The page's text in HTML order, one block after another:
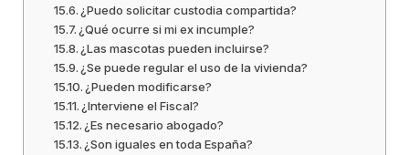
¿Puedo solicitar custodia compartida?
¿Qué ocurre si mi ex incumple?
¿Las mascotas pueden incluirse?
¿Se puede regular el uso de la vivienda?
¿Pueden modificarse?
¿Interviene el Fiscal?
¿Es necesario abogado?
¿Son iguales en toda España?